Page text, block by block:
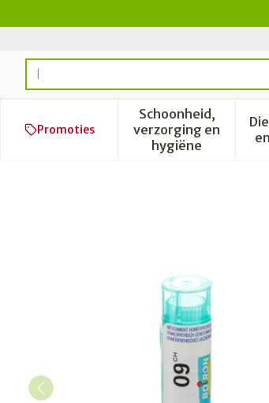
Product, merk, categorie...
Promoties
Schoonheid,
verzorging en
hygiëne
Toon
Caladium